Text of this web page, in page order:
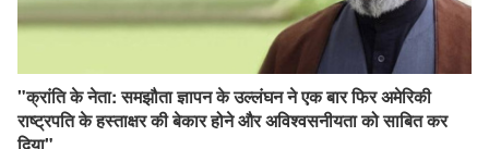
"क्रांति के नेता: समझौता ज्ञापन के उल्लंघन ने एक बार फिर अमेरिकी
राष्ट्रपति के हस्ताक्षर की बेकार होने और अविश्वसनीयता को साबित कर